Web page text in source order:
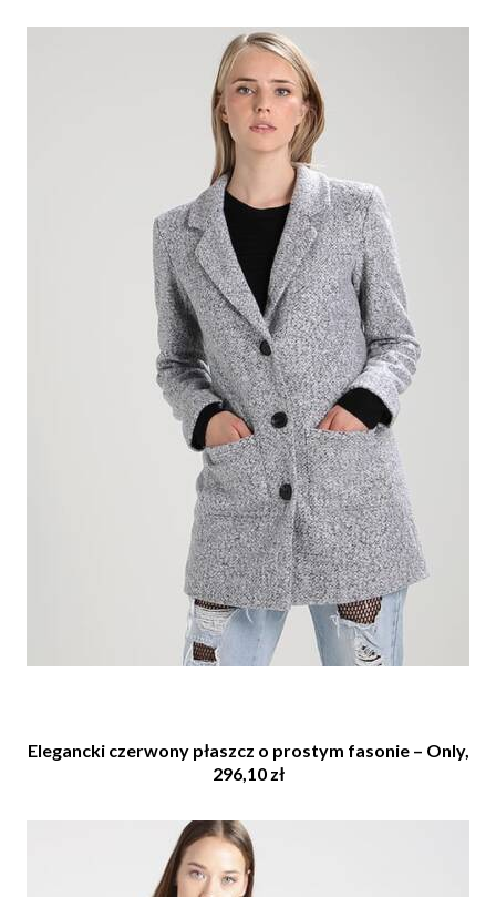
Elegancki czerwony płaszcz o prostym fasonie – Only,
296,10 zł